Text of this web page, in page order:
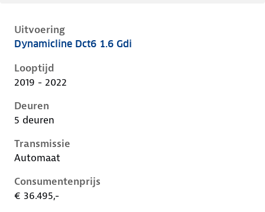
Uitvoering
Kia Niro i-de-1e-facelift, 1.6 gdi, 104 kW, Plug-in
Dynamicline Dct6 1.6 Gdi
Looptijd
2019 - 2022
Deuren
5 deuren
Transmissie
Automaat
Consumentenprijs
€ 36.495,-